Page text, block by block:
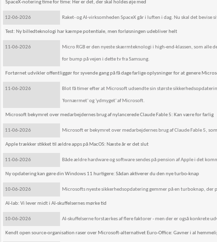
SpaceX-notering time for time: Her er det, der skal holdes øje med
12-06-2026 Raket- og AI-virksomheden SpaceX går i luften i dag. Nu skal det
Test: Ny billedteknologi har kæmpe potentiale, men forløsningen udebliver helt
11-06-2026 Micro RGB er den nyeste skærmteknologi i high-end-klassen, som
for bump på vejen i dette tv fra Samsung.
Fortørnet udvikler offentliggør for syvende gang på få dage farlige oplysninger for at genere
11-06-2026 Blot få timer efter at Microsoft udsendte sin største
'fornærmet' og 'ydmyget' af Microsoft.
Microsoft bekymret over medarbejdernes brug af nylancerede Claude Fable 5: Kan være for farlig
11-06-2026 Microsoft er bekymret over medarbejdernes brug af Claude Fable 5,
Apple trækker stikket til ældre apps på MacOS: Næste år er det slut
11-06-2026 Både ældre hardware og software sendes på pension af Apple i det
Ny opdatering kan gøre din Windows 11 hurtigere: Sådan aktiverer du den nye turbo-knap
10-06-2026 Microsofts nyeste sikkerhedsopdatering gemmer på en turboknap,
AI-lab: Vi lever midt i AI-skuffelsernes mørke tid
10-06-2026 AI-skuffelserne forstærkes af flere faktorer - men der er også konkrete
Kendt open source-organisation raser over Microsoft-alternativet Euro-Office: Gavner i al